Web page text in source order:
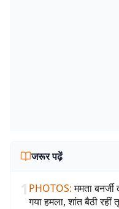
जरूर पढ़ें
1 PHOTOS: ममता
गया हमला, शांत बैठी रहीं